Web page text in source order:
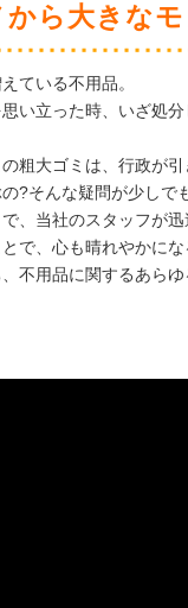
ら大きな
ている不用品。
い立った時、いざ処分
粗大ゴミは、行政が
?そんな疑問が少しで
、当社のスタッフが迅
で、心も晴れやかにな
不用品に関するあら